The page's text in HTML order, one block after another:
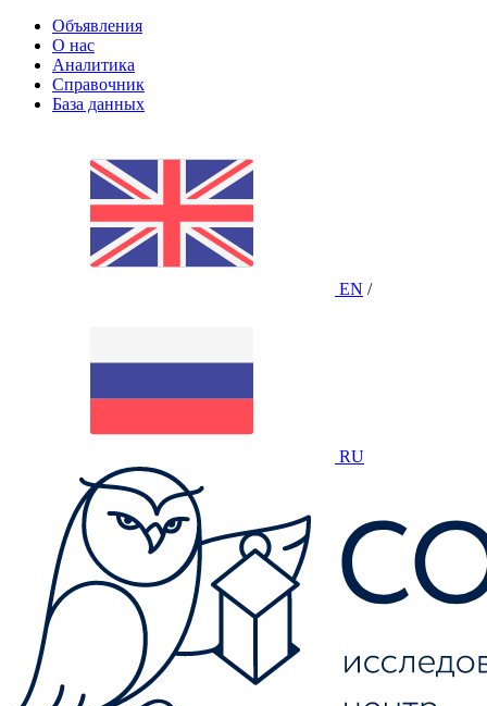
Объявления
О нас
Аналитика
Справочник
База данных
EN /
RU